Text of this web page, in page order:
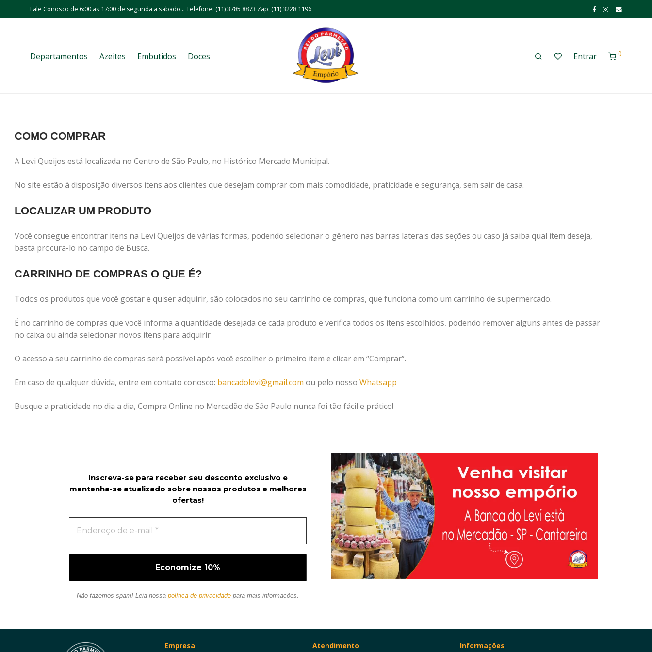
Fale Conosco de 6:00 as 17:00 de segunda a sabado... Telefone: (11) 3785 8873 Zap: (11) 3228 1196
Departamentos Azeites Embutidos Doces Entrar 0
COMO COMPRAR
A Levi Queijos está localizada no Centro de São Paulo, no Histórico Mercado Municipal.
No site estão à disposição diversos itens aos clientes que desejam comprar com mais comodidade, praticidade e segurança, sem sair de casa.
LOCALIZAR UM PRODUTO
Você consegue encontrar itens na Levi Queijos de várias formas, podendo selecionar o gênero nas barras laterais das seções ou caso já saiba qual item deseja,
basta procura-lo no campo de Busca.
CARRINHO DE COMPRAS O QUE É?
Todos os produtos que você gostar e quiser adquirir, são colocados no seu carrinho de compras, que funciona como um carrinho de supermercado.
É no carrinho de compras que você informa a quantidade desejada de cada produto e verifica todos os itens escolhidos, podendo remover alguns antes de passar
no caixa ou ainda selecionar novos itens para adquirir
O acesso a seu carrinho de compras será possível após você escolher o primeiro item e clicar em “Comprar”.
Em caso de qualquer dúvida, entre em contato conosco: bancadolevi@gmail.com ou pelo nosso Whatsapp
Busque a praticidade no dia a dia, Compra Online no Mercadão de São Paulo nunca foi tão fácil e prático!
Inscreva-se para receber seu desconto exclusivo e
mantenha-se atualizado sobre nossos produtos e melhores
ofertas!
Não fazemos spam! Leia nossa política de privacidade para mais informações.
Empresa Atendimento Informações